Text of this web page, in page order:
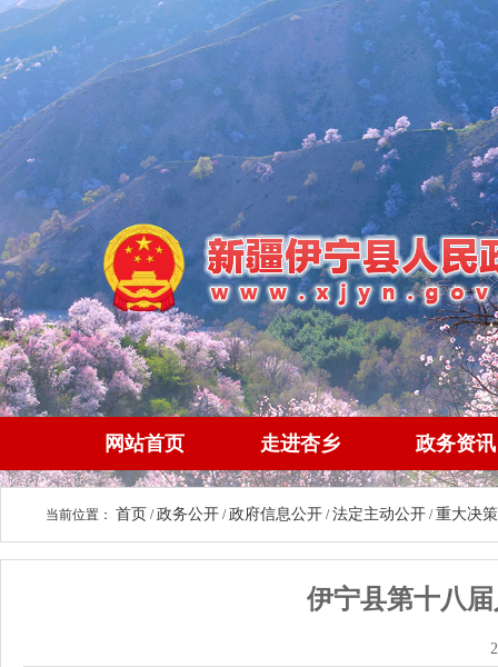
网站首页 走进杏乡 政务资讯
当前位置： 首页 /政务公开 /政府信息公开 /法定主动公开 /重大决策
伊宁县第十八